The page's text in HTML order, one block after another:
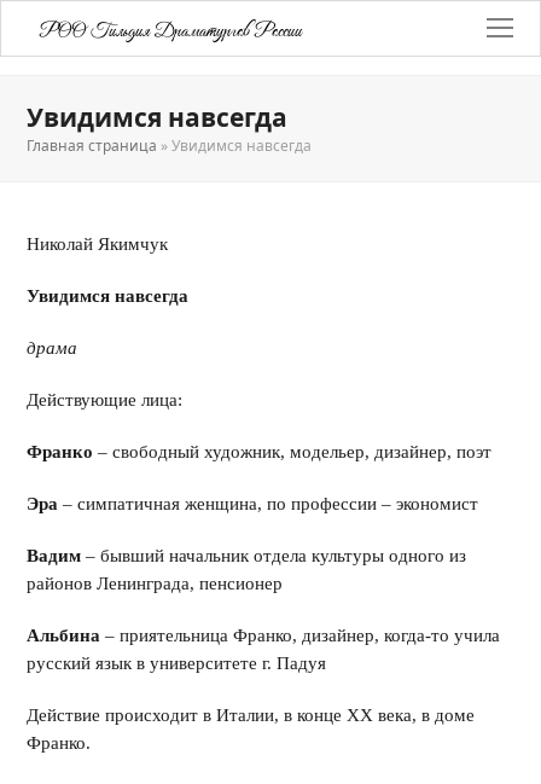
РОО Гильдия Драматургов России
Увидимся навсегда
Главная страница »Увидимся навсегда
Николай Якимчук
Увидимся навсегда
драма
Действующие лица:
Франко – свободный художник, модельер, дизайнер, поэт
Эра – симпатичная женщина, по профессии – экономист
Вадим – бывший начальник отдела культуры одного из
районов Ленинграда, пенсионер
Альбина – приятельница Франко, дизайнер, когда-то учила
русский язык в университете г. Падуя
Действие происходит в Италии, в конце ХХ века, в доме
Франко.